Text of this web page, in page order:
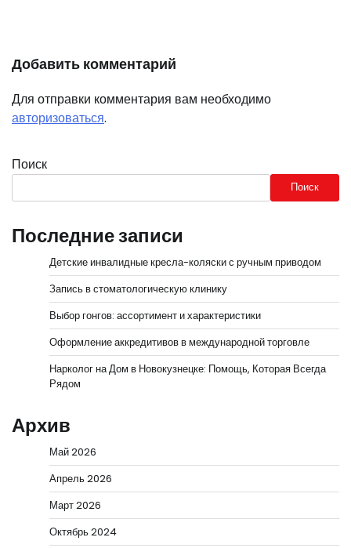
Добавить комментарий
Для отправки комментария вам необходимо
авторизоваться.
Поиск
Поиск
Последние записи
Детские инвалидные кресла-коляски с ручным приводом
Запись в стоматологическую клинику
Выбор гонгов: ассортимент и характеристики
Оформление аккредитивов в международной торговле
Нарколог на Дом в Новокузнецке: Помощь, Которая Всегда
Рядом
Архив
Май 2026
Апрель 2026
Март 2026
Октябрь 2024